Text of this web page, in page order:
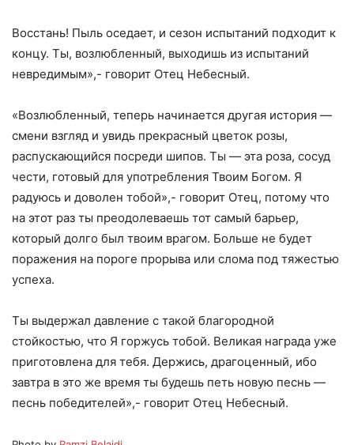
Восстань! Пыль оседает, и сезон испытаний подходит к
концу. Ты, возлюбленный, выходишь из испытаний
невредимым»,- говорит Отец Небесный.
«Возлюбленный, теперь начинается другая история —
смени взгляд и увидь прекрасный цветок розы,
распускающийся посреди шипов. Ты — эта роза, сосуд
чести, готовый для употребления Твоим Богом. Я
радуюсь и доволен тобой»,- говорит Отец, потому что
на этот раз ты преодолеваешь тот самый барьер,
который долго был твоим врагом. Больше не будет
поражения на пороге прорыва или слома под тяжестью
успеха.
Ты выдержал давление с такой благородной
стойкостью, что Я горжусь тобой. Великая награда уже
приготовлена для тебя. Держись, драгоценный, ибо
завтра в это же время ты будешь петь новую песнь —
песнь победителей»,- говорит Отец Небесный.